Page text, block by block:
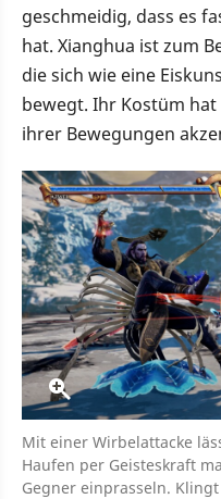
geschmeidig, dass es
hat. Xianghua ist zum
die sich wie eine
bewegt. Ihr Kostüm
ihrer Bewegungen
Mit einer Wirbelattacke
Haufen per Geisteskraft
Gegner einprasseln.